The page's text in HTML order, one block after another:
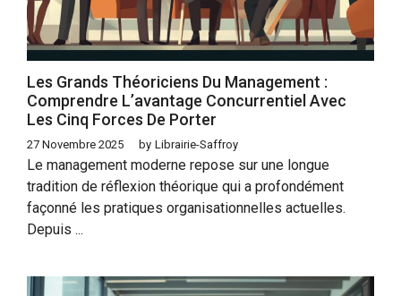
Les Grands Théoriciens Du Management :
Comprendre L’avantage Concurrentiel Avec
Les Cinq Forces De Porter
27 Novembre 2025 by Librairie-Saffroy
Le management moderne repose sur une longue
tradition de réflexion théorique qui a profondément
façonné les pratiques organisationnelles actuelles.
Depuis ...